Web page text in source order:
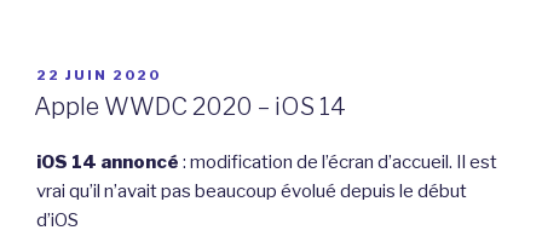
PUBLIÉ
LE
22 JUIN 2020
Apple WWDC 2020 – iOS 14
iOS 14 annoncé : modification de l’écran d’accueil. Il est
vrai qu’il n’avait pas beaucoup évolué depuis le début
d’iOS